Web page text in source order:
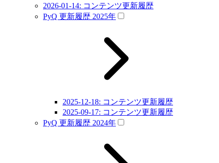
2026-01-14: コンテンツ更新履歴
PyQ 更新履歴 2025年
2025-12-18: コンテンツ更新履歴
2025-09-17: コンテンツ更新履歴
PyQ 更新履歴 2024年